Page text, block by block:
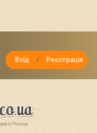
Вхід / Реєстрація